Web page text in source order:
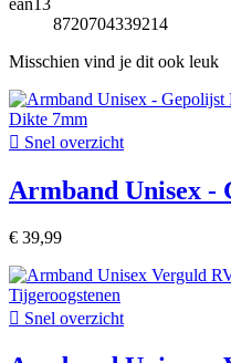
ean13
8720704339214
Misschien vind je dit ook leuk
 Snel overzicht
Armband Unisex -
€ 39,99
 Snel overzicht